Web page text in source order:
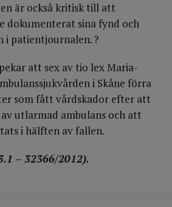
är också kritisk till att
dokumenterat sina fynd och
i patientjournalen. ?
att sex av tio lex Maria-
i Skåne förra
som fått vårdskador efter att
utlarmad ambulans och att
i hälften av fallen.
– 32366/2012).